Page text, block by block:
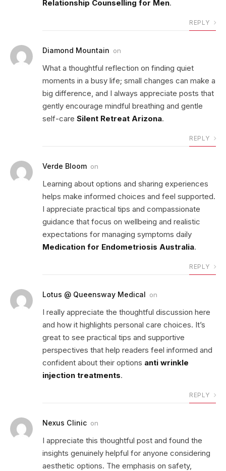
Relationship Counselling for Men.
REPLY
Diamond Mountain on
What a thoughtful reflection on finding quiet
moments in a busy life; small changes can make a
big difference, and I always appreciate posts that
gently encourage mindful breathing and gentle
self-care Silent Retreat Arizona.
REPLY
Verde Bloom on
Learning about options and sharing experiences
helps make informed choices and feel supported.
I appreciate practical tips and compassionate
guidance that focus on wellbeing and realistic
expectations for managing symptoms daily
Medication for Endometriosis Australia.
REPLY
Lotus @ Queensway Medical on
I really appreciate the thoughtful discussion here
and how it highlights personal care choices. It’s
great to see practical tips and supportive
perspectives that help readers feel informed and
confident about their options anti wrinkle
injection treatments.
REPLY
Nexus Clinic on
I appreciate this thoughtful post and found the
insights genuinely helpful for anyone considering
aesthetic options. The emphasis on safety,